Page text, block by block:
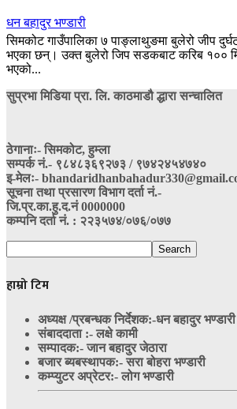
धन बहादुर भण्डारी
सिमकोट गाउँपालिका ७ पाङ्लाथुङमा बुलेरो जीप
भएका छन्। उक्त बुलेरो जिप सडकबाट करिब १००
भएको...
सुप्रभा मिडिया प्रा. लि. काठमाडौ द्धारा सन्चालित
ठेगानाः- सिमकोट, हुम्ला
सम्पर्क नं‍.- ९८४८३६९२७३ / ९७४२४५४७४०
इ-मेलः-
सूचना तथा प्रसारण विभाग दर्ता नं.-
जि.प्र.का.हु.द.नं 0000000
कम्पनि दर्ता नं. : २२३५७४/०७६/०७७
हाम्रो टिम
अध्यक्ष /प्रबन्धक निर्देशक:-धन बहादुर भण्डारी
संबाददाता :- लक्षे कामी
सम्पादक:- जान बहादुर जेठारा
बजार ब्यबस्थापक:- सरा बोहरा भण्डारी
कम्प्युटर अप्रेटर:- लोग भण्डारी